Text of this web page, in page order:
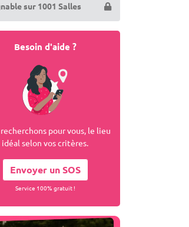
sur 1001 Salles
Besoin d'aide ?
pour vous, le lieu
idéal selon vos critères.
Envoyer un SOS
Service 100% gratuit !